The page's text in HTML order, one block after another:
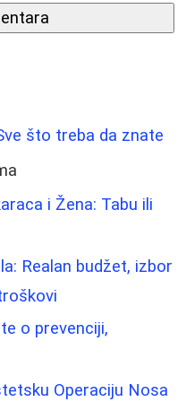
što treba da znate
i Žena: Tabu ili
Realan budžet, izbor
o prevenciji,
Operaciju Nosa